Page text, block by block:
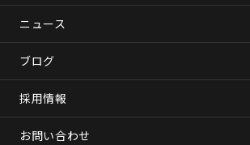
ニュース
ブログ
採用情報
お問い合わせ